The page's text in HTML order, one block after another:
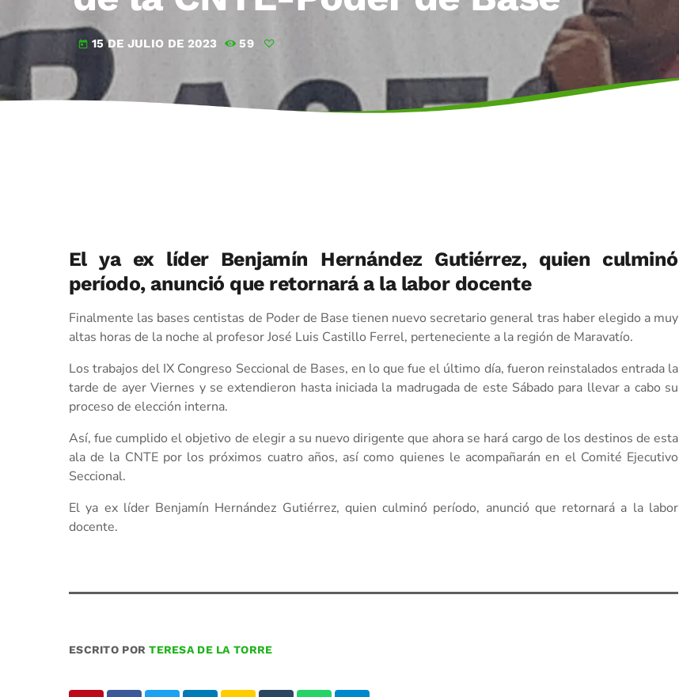
today 15 DE JULIO DE 2023 59
El ya ex líder Benjamín Hernández Gutiérrez, quien culminó
período, anunció que retornará a la labor docente
Finalmente las bases centistas de Poder de Base tienen nuevo secretario general tras haber elegido a muy
altas horas de la noche al profesor José Luis Castillo Ferrel, perteneciente a la región de Maravatío.
Los trabajos del IX Congreso Seccional de Bases, en lo que fue el último día, fueron reinstalados entrada la
tarde de ayer Viernes y se extendieron hasta iniciada la madrugada de este Sábado para llevar a cabo su
proceso de elección interna.
Así, fue cumplido el objetivo de elegir a su nuevo dirigente que ahora se hará cargo de los destinos de esta
ala de la CNTE por los próximos cuatro años, así como quienes le acompañarán en el Comité Ejecutivo
Seccional.
El ya ex líder Benjamín Hernández Gutiérrez, quien culminó período, anunció que retornará a la labor
docente.
ESCRITO PORTERESA DE LA TORRE